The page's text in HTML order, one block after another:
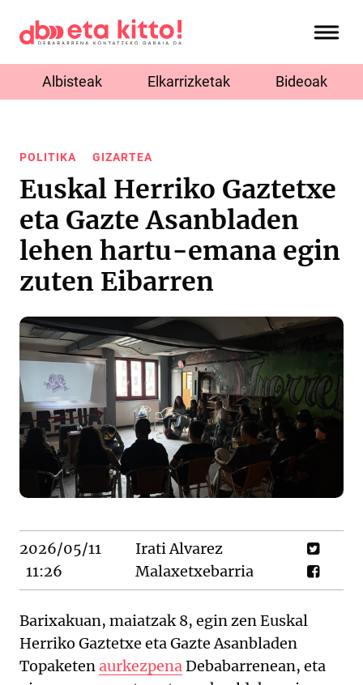
Albisteak Elkarrizketak Bideoak
POLITIKA GIZARTEA
Euskal Herriko Gaztetxe
eta Gazte Asanbladen
lehen hartu-emana egin
zuten Eibarren
2026/05/11
11:26
Irati Alvarez
Malaxetxebarria
Barixakuan, maiatzak 8, egin zen Euskal
Herriko Gaztetxe eta Gazte Asanbladen
TopaketenaurkezpenaDebabarrenean, eta